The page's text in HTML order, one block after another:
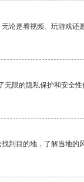
论是看视频、玩游戏还
限的隐私保护和安全性
到目的地，了解当地的